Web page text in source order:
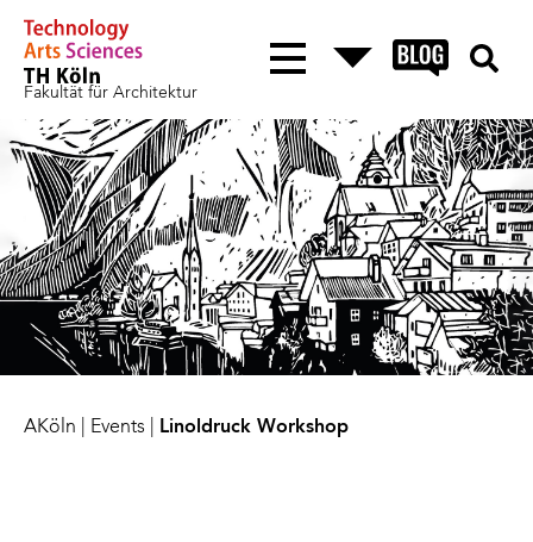
Fakultät für Architektur
AKöln Events Linoldruck Workshop